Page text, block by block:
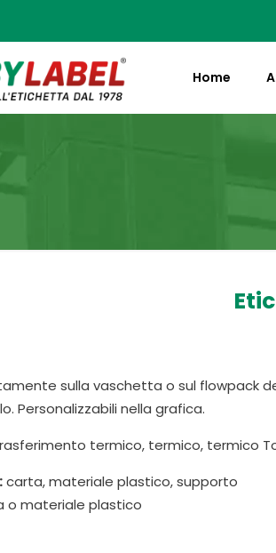
Home
sulla vaschetta o sul flowpack
Personalizzabili nella grafica.
termico, termico, termico
carta, materiale plastico, supporto
o materiale plastico